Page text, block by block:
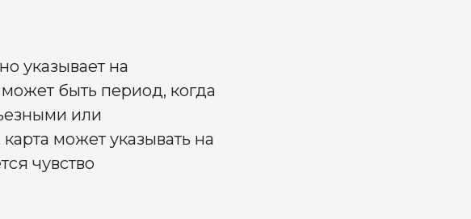
указывает на
быть период, когда
или
может указывать на
чувство